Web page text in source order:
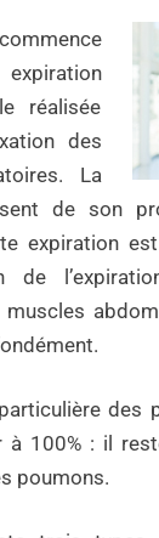
réalisée
des
La
de son
expiration
des
à 100% : il
poumons.